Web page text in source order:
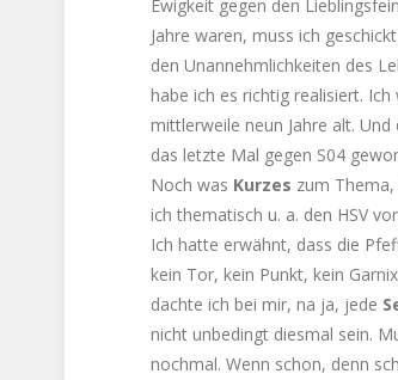
Ewigkeit gegen den
Jahre waren, muss ich
den Unannehmlichkeiten des
habe ich es richtig realisiert.
mittlerweile neun Jahre alt.
das letzte Mal gegen S04
Noch was Kurzes zum
ich thematisch u. a. den HSV
Ich hatte erwähnt, dass die
kein Tor, kein Punkt, kein
dachte ich bei mir, na ja, jede
nicht unbedingt diesmal sein.
nochmal. Wenn schon, denn